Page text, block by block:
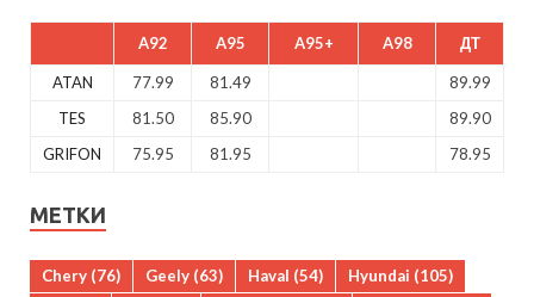
A92 A95 A95+ A98 ДТ
ATAN 77.99 81.49
89.99
TES
81.50 85.90
89.90
GRIFON
75.95 81.95 78.95
МЕТКИ
Chery (76) Geely (63) Haval (54) Hyundai (105)